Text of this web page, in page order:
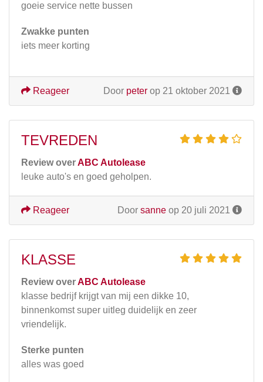
goeie service nette bussen
Zwakke punten
iets meer korting
Door peter op 21 oktober 2021
Reageer
TEVREDEN
Review overABC Autolease
leuke auto's en goed geholpen.
Door sanne op 20 juli 2021
Reageer
KLASSE
Review overABC Autolease
klasse bedrijf krijgt van mij een dikke 10,
binnenkomst super uitleg duidelijk en zeer
vriendelijk.
Sterke punten
alles was goed